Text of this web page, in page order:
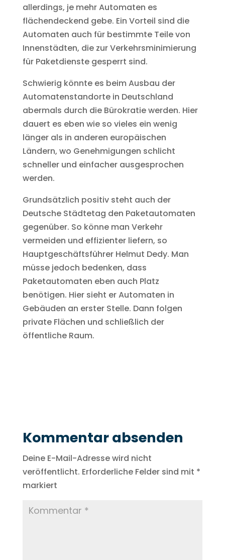
allerdings, je mehr Automaten es
flächendeckend gebe. Ein Vorteil sind die
Automaten auch für bestimmte Teile von
Innenstädten, die zur Verkehrsminimierung
für Paketdienste gesperrt sind.
Schwierig könnte es beim Ausbau der
Automatenstandorte in Deutschland
abermals durch die Bürokratie werden. Hier
dauert es eben wie so vieles ein wenig
länger als in anderen europäischen
Ländern, wo Genehmigungen schlicht
schneller und einfacher ausgesprochen
werden.
Grundsätzlich positiv steht auch der
Deutsche Städtetag den Paketautomaten
gegenüber. So könne man Verkehr
vermeiden und effizienter liefern, so
Hauptgeschäftsführer Helmut Dedy. Man
müsse jedoch bedenken, dass
Paketautomaten eben auch Platz
benötigen. Hier sieht er Automaten in
Gebäuden an erster Stelle. Dann folgen
private Flächen und schließlich der
öffentliche Raum.
Kommentar absenden
Deine E-Mail-Adresse wird nicht
veröffentlicht. Erforderliche Felder sind mit *
markiert